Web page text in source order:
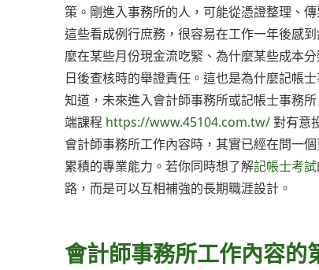
策。剛進入事務所的人，可能從憑證整理、
這些看成例行庶務，很容易在工作一年後感
麼在某些月份現金流吃緊、為什麼某些成本
日後查核時的舉證責任。這也是為什麼記帳
知道，未來進入會計師事務所或記帳士事務
端課程 https://www.45104.com.tw/對有意
會計師事務所工作內容時，其實已經在問一
累積的專業能力。若你同時想了解記帳士考試
路，而是可以互相補強的長期職涯設計。
會計師事務所工作內容的